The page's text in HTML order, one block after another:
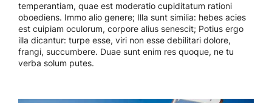
temperantiam, quae est moderatio cupiditatum rationi
oboediens. Immo alio genere; Illa sunt similia: hebes acies
est cuipiam oculorum, corpore alius senescit; Potius ergo
illa dicantur: turpe esse, viri non esse debilitari dolore,
frangi, succumbere. Duae sunt enim res quoque, ne tu
verba solum putes.